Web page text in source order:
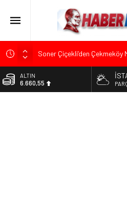
Soner Çiçekli’den Çekmeköy
Edremit’te Kaymakam Ahmet
ALTIN
6.660,55